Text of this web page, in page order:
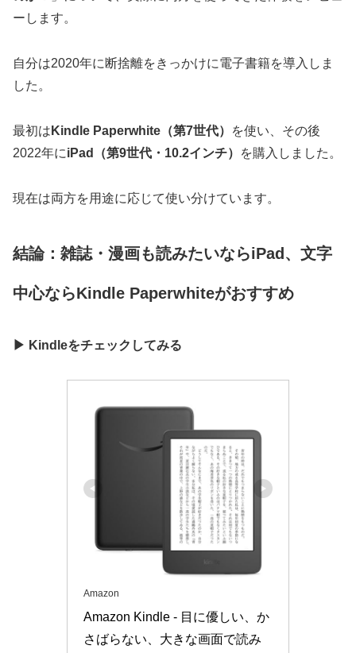
ーします。
自分は2020年に断捨離をきっかけに電子書籍を導入しま
した。
最初は Kindle Paperwhite（第7世代）
を使い、その後
2022年にiPad（第9世代・10.2インチ） を購入しました。
現在は両方を用途に応じて使い分けています。
結論：雑誌・漫画も読みたいならiPad、文字
中心ならKindle Paperwhiteがおすすめ
▶ Kindleをチェックしてみる
Amazon
Amazon Kindle - 目に優しい、か
さばらない、大きな画面で読み